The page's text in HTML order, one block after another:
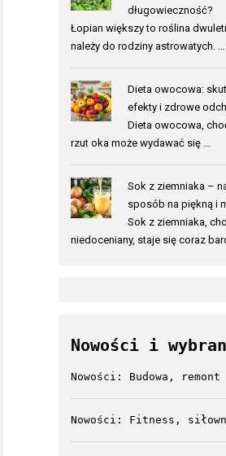
długowieczność?
Łopian większy to roślina
należy do rodziny astrowatych. …
Dieta owocowa:
efekty i zdrowe
Dieta owocowa,
rzut oka może wydawać się …
Sok z ziemniaka –
sposób na piękną i
Sok z ziemniaka,
niedoceniany, staje się coraz
Nowości i
Nowości: Budowa, remont
Nowości: Fitness,